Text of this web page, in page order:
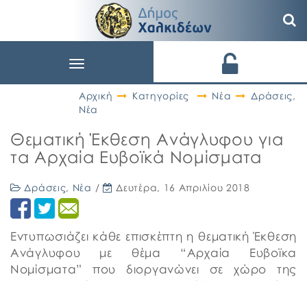
Toggle
Αρχική
Κατηγορίες Νέα Δράσεις,
Νέα
Θεματική Έκθεση Ανάγλυφου για
τα Αρχαία Ευβοϊκά Νομίσματα
Δράσεις, Νέα / Δευτέρα, 16 Απριλίου 2018
Εντυπωσιάζει κάθε επισκέπτη η θεματική Έκθεση
Ανάγλυφου με θέμα “Αρχαία Ευβοϊκα
Νομίσματα” που διοργανώνει σε χώρο της